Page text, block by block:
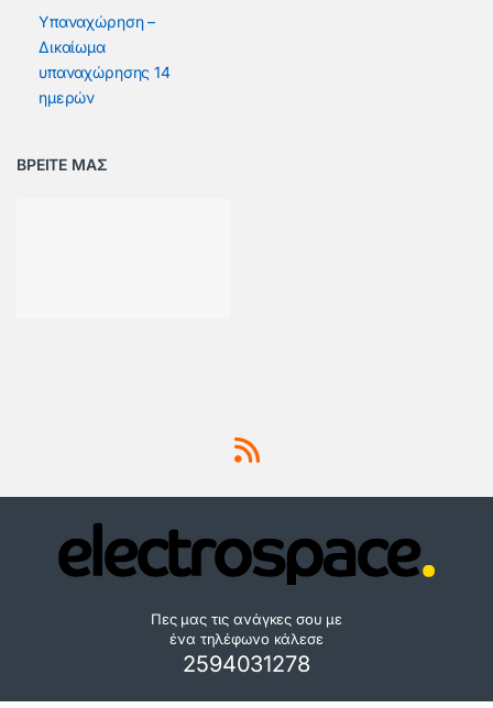
Υπαναχώρηση –
Δικαίωμα
υπαναχώρησης 14
ημερών
ΒΡΕΙΤΕ ΜΑΣ
Πες μας τις ανάγκες σου με
ένα τηλέφωνο κάλεσε
2594031278